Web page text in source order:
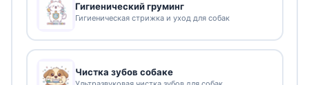
Гигиенический груминг
Гигиеническая стрижка и уход для собак
Чистка зубов собаке